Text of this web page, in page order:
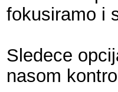
fokusiramo i
Sledece
nasom